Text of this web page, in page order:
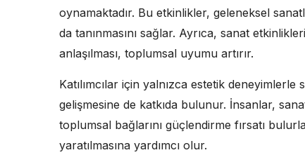
oynamaktadır. Bu etkinlikler, geleneksel
da tanınmasını sağlar. Ayrıca, sanat
anlaşılması, toplumsal uyumu artırır.
Katılımcılar için yalnızca estetik
gelişmesine de katkıda bulunur. İnsanlar,
toplumsal bağlarını güçlendirme fırsatı
yaratılmasına yardımcı olur.